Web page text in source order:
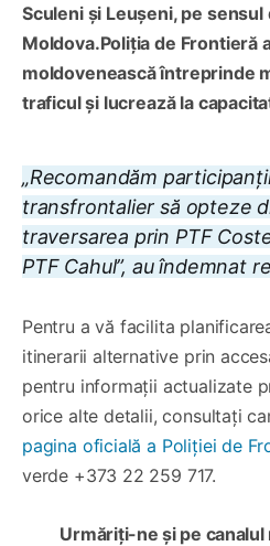
Sculeni și Leușeni, pe sensul
Moldova.Poliția de Frontieră
moldovenească întreprinde
traficul și lucrează la
„Recomandăm
transfrontalier să opteze
traversarea prin PTF
PTF Cahul”, au îndemnat
Pentru a vă facilita
itinerarii alternative prin
pentru informații actualizate
orice alte detalii, consultați
pagina oficială a Poliției de
verde +373 22 259 717.
Urmăriți-ne și pe canalul